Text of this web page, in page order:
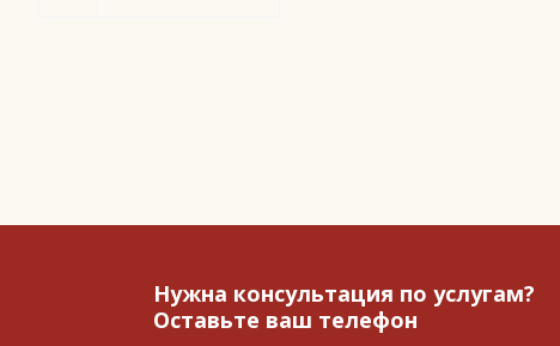
Нужна консультация по услугам?
Оставьте ваш телефон